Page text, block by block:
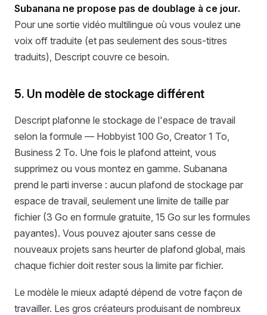
Subanana ne propose pas de doublage à ce jour.
Pour une sortie vidéo multilingue où vous voulez une
voix off traduite (et pas seulement des sous-titres
traduits), Descript couvre ce besoin.
5. Un modèle de stockage différent
Descript plafonne le stockage de l'espace de travail
selon la formule — Hobbyist 100 Go, Creator 1 To,
Business 2 To. Une fois le plafond atteint, vous
supprimez ou vous montez en gamme. Subanana
prend le parti inverse : aucun plafond de stockage par
espace de travail, seulement une limite de taille par
fichier (3 Go en formule gratuite, 15 Go sur les formules
payantes). Vous pouvez ajouter sans cesse de
nouveaux projets sans heurter de plafond global, mais
chaque fichier doit rester sous la limite par fichier.
Le modèle le mieux adapté dépend de votre façon de
travailler. Les gros créateurs produisant de nombreux